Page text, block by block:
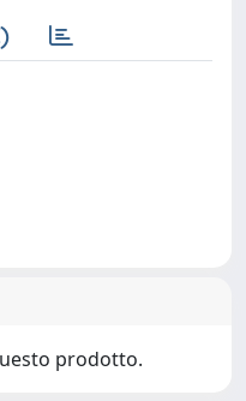
prodotto.